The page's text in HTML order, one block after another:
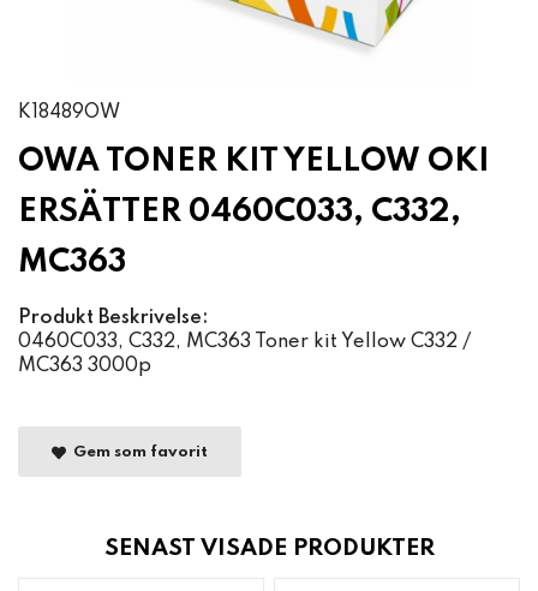
K18489OW
OWA TONER KIT YELLOW OKI
ERSÄTTER 0460C033, C332,
MC363
Produkt Beskrivelse:
0460C033, C332, MC363 Toner kit Yellow C332 /
MC363 3000p
Gem som favorit
SENAST VISADE PRODUKTER